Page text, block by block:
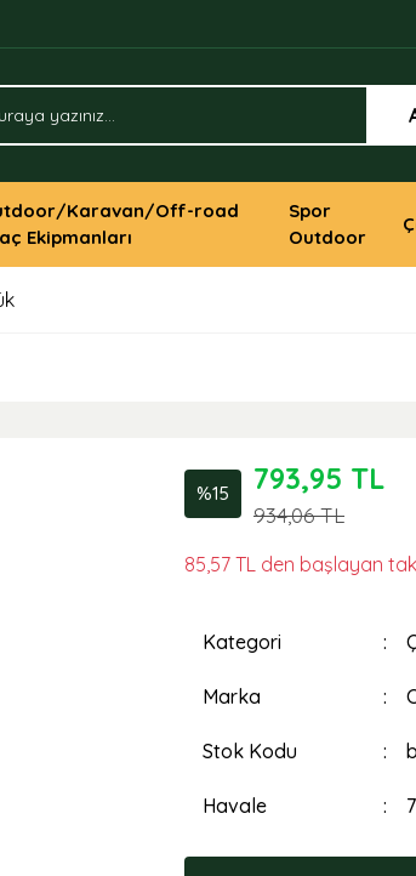
Karavan/Off-road
Ekipmanları
Spor
Outdoor
%15 793,95 TL
934,06 TL
85,57 TL den başlayan
Kategori
Marka
Stok Kodu
Havale